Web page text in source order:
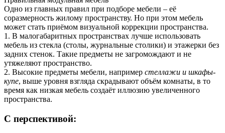
Одно из главных правил при подборе мебели – её
соразмерность жилому пространству. Но при этом мебель
может стать приёмом визуальной коррекции пространства.
1. В малогабаритных пространствах лучше использовать
мебель из стекла (столы, журнальные столики) и этажерки без
задних стенок. Такие предметы не загромождают и не
утяжеляют пространство.
2. Высокие предметы мебели, например стеллажи и шкафы-
купе, выше уровня взгляда скрадывают объём комнаты, в то
время как низкая мебель создаёт иллюзию увеличенного
пространства.
С перспективой: